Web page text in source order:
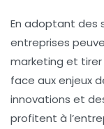
En adoptant des
entreprises
marketing et tirer
face aux enjeux
innovations et
profitent à